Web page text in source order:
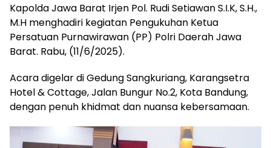
Kapolda Jawa Barat Irjen Pol. Rudi Setiawan S.I.K, S.H.,
M.H menghadiri kegiatan Pengukuhan Ketua
Persatuan Purnawirawan (PP) Polri Daerah Jawa
Barat. Rabu, (11/6/2025).
Acara digelar di Gedung Sangkuriang, Karangsetra
Hotel & Cottage, Jalan Bungur No.2, Kota Bandung,
dengan penuh khidmat dan nuansa kebersamaan.